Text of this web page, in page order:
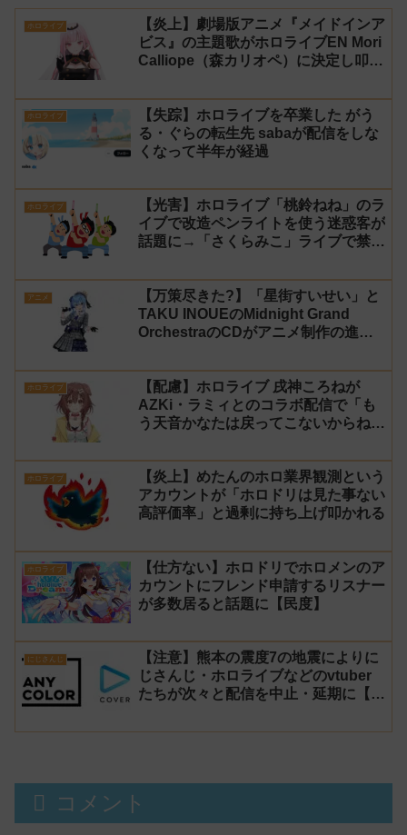
ホロライブ
【炎上】劇場版アニメ『メイドインア
ビス』の主題歌がホロライブEN Mori
Calliope（森カリオペ）に決定し叩か
ホロライブ
【失踪】ホロライブを卒業した がう
る・ぐらの転生先 sabaが配信をしな
くなって半年が経過
ホロライブ
【光害】ホロライブ「桃鈴ねね」のラ
イブで改造ペンライトを使う迷惑客が
話題に→「さくらみこ」ライブで禁止
アニメ
【万策尽きた?】「星街すいせい」と
TAKU INOUEのMidnight Grand
OrchestraのCDがアニメ制作の進行
ホロライブ
【配慮】ホロライブ 戌神ころねが
AZKi・ラミィとのコラボ配信で「も
う天音かなたは戻ってこないからね」
ホロライブ
【炎上】めたんのホロ業界観測という
アカウントが「ホロドリは見た事ない
高評価率」と過剰に持ち上げ叩かれる
ホロライブ
【仕方ない】ホロドリでホロメンのア
カウントにフレンド申請するリスナー
が多数居ると話題に【民度】
にじさんじ
【注意】熊本の震度7の地震によりに
じさんじ・ホロライブなどのvtuber
たちが次々と配信を中止・延期に【不
コメント